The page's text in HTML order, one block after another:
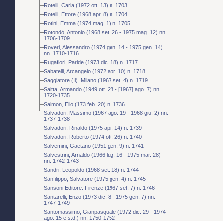
Rotelli, Carla (1972 ott. 13) n. 1703
Rotelli, Ettore (1968 apr. 8) n. 1704
Rotini, Emma (1974 mag. 1) n. 1705
Rotondò, Antonio (1968 set. 26 - 1975 mag. 12) nn.
1706-1709
Roveri, Alessandro (1974 gen. 14 - 1975 gen. 14)
nn. 1710-1716
Rugafiori, Paride (1973 dic. 18) n. 1717
Sabatelli, Arcangelo (1972 apr. 10) n. 1718
Saggiatore (Il). Milano (1967 set. 4) n. 1719
Saitta, Armando (1949 ott. 28 - [1967] ago. 7) nn.
1720-1735
Salmon, Elio (173 feb. 20) n. 1736
Salvadori, Massimo (1967 ago. 19 - 1968 giu. 2) nn.
1737-1738
Salvadori, Rinaldo (1975 apr. 14) n. 1739
Salvadori, Roberto (1974 ott. 26) n. 1740
Salvemini, Gaetano (1951 gen. 9) n. 1741
Salvestrini, Arnaldo (1966 lug. 16 - 1975 mar. 28)
nn. 1742-1743
Sandri, Leopoldo (1968 set. 18) n. 1744
Sanfilippo, Salvatore (1975 gen. 4) n. 1745
Sansoni Editore. Firenze (1967 set. 7) n. 1746
Santarelli, Enzo (1973 dic. 8 - 1975 gen. 7) nn.
1747-1749
Santomassimo, Gianpasquale (1972 dic. 29 - 1974
ago. 15 e s.d.) nn. 1750-1752